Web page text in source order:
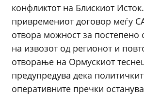
конфликтот на Блискиот
привремениот договор меѓу
отвора можност за
на извозот од регионот и
отворање на Ормускиот
предупредува дека
оперативните пречки